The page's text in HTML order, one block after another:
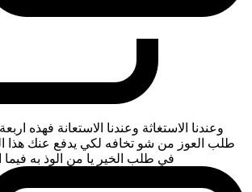
وعندنا الاستغاثة وعندنا الاستعانة فهذه
طلب العوز من شو تخافه لكي يدفع عنك هذا
في طلب الخير يا من الوذ به فيما